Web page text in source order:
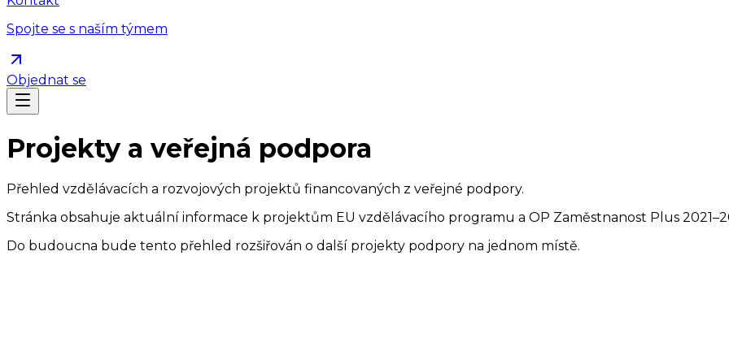
Spojte se s naším týmem
Objednat se
Projekty a veřejná podpora
Přehled vzdělávacích a rozvojových projektů financovaných z veřejné podpory.
Stránka obsahuje aktuální informace k projektům EU vzdělávacího programu a OP Zaměstnanost Plus
Do budoucna bude tento přehled rozšiřován o další projekty podpory na jednom místě.